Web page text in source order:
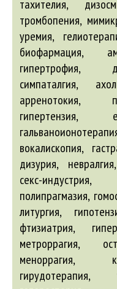
тахителия,
тромбопения,
уремия,
биофармация,
гипертрофия,
симпаталгия,
арренотокия,
гипертензия,
вокалископия,
дизурия,
секс-
полипрагмазия,
литургия,
фтизиатрия,
метроррагия,
меноррагия,
гирудотерапия,